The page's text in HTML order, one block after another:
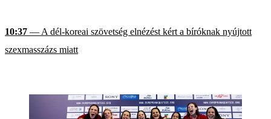
10:37 — A dél-koreai szövetség elnézést kért a bíróknak nyújtott
szexmasszázs miatt